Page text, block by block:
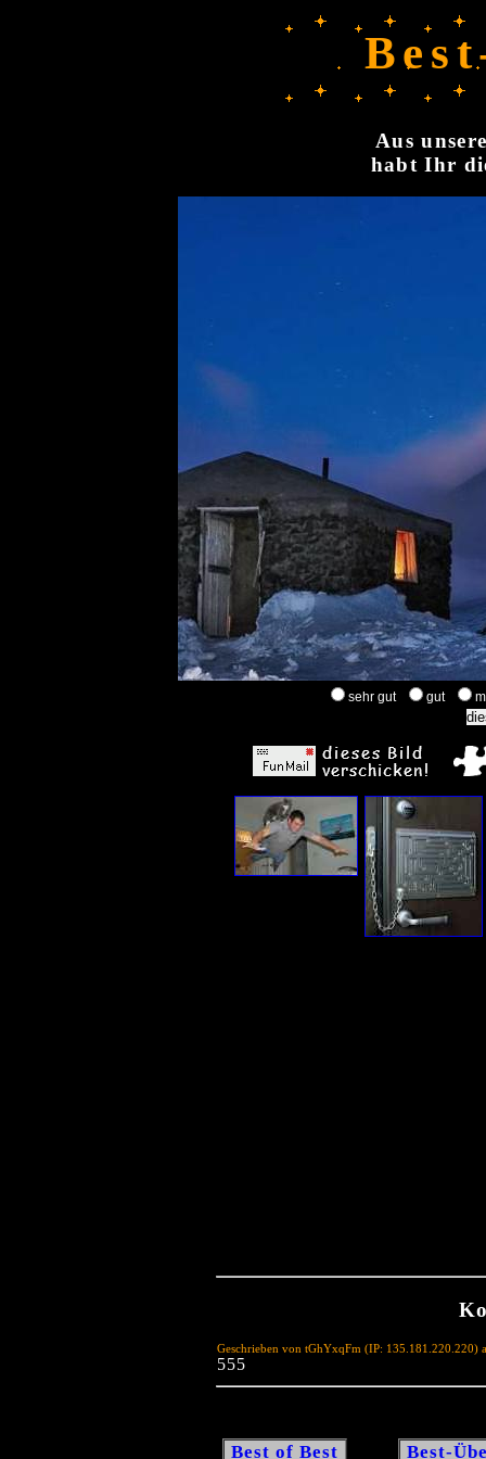
Aus
habt Ihr
sehr gut gut
Geschrieben von tGhYxqFm (IP: 135.181.220.220)
555
Best of Best Best-